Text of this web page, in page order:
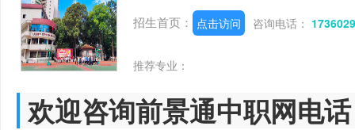
招生首页： 点击访问 咨询电话：
推荐专业：
欢迎咨询前景通中职网电